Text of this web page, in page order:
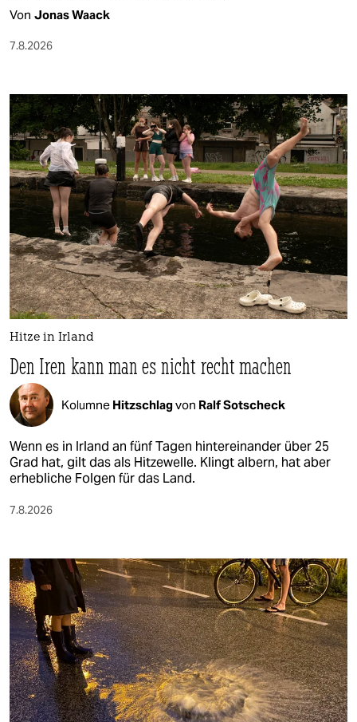
Von Jonas Waack
7.8.2026
Hitze in Irland
Den Iren kann man es nicht recht machen
Kolumne Hitzschlagvon Ralf Sotscheck
Wenn es in Irland an fünf Tagen hintereinander über 25
Grad hat, gilt das als Hitzewelle. Klingt albern, hat aber
erhebliche Folgen für das Land.
7.8.2026